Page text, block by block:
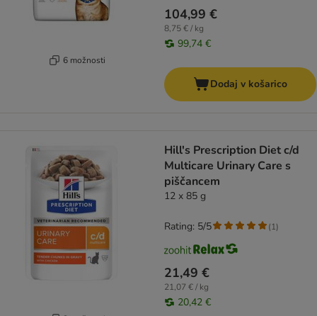
6 možnosti
104,99 €
8,75 € / kg
99,74 €
Dodaj v košarico
Hill's Prescription Diet c/d
Multicare Urinary Care s
piščancem
12 x 85 g
21,49 €
21,07 € / kg
20,42 €
Rating: 5/5 (1)